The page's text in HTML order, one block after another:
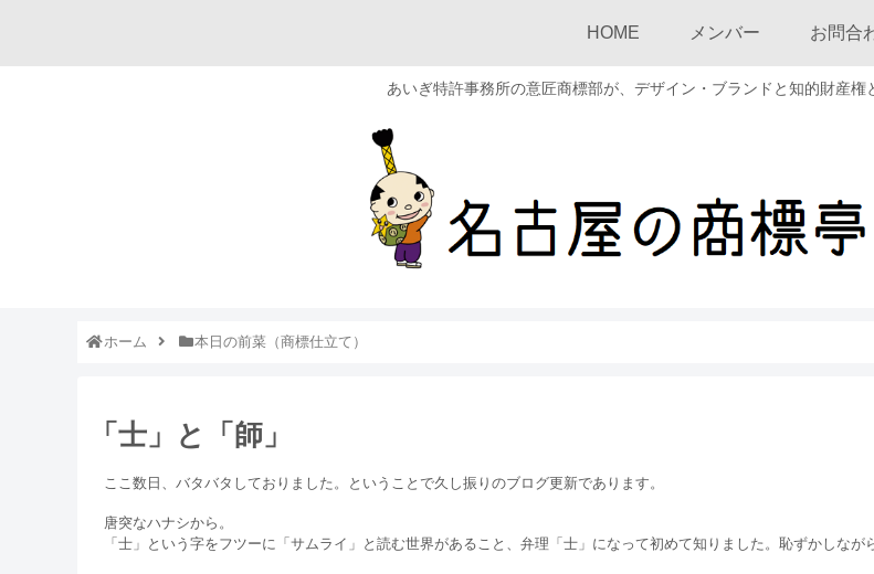
あいぎ特許事務所の意匠商標部が、デザイン・ブランドと知的財産権
HOME メンバー お問合
ホーム 本日の前菜（商標仕立て）
「士」と「師」
ここ数日、バタバタしておりました。ということで久し振りのブログ更新であります。
唐突なハナシから。
「士」という字をフツーに「サムライ」と読む世界があること、弁理「士」になって初めて知りました。恥ずかしなが